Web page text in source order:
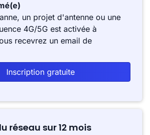
un projet d'antenne ou une
4G/5G est activée à
recevrez un email de
Inscription gratuite
réseau sur 12 mois